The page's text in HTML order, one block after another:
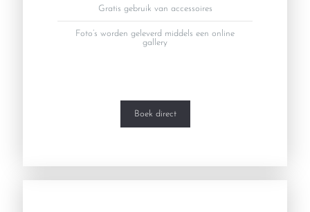
Gratis gebruik van accessoires
Foto’s worden geleverd middels een online
gallery
Boek direct